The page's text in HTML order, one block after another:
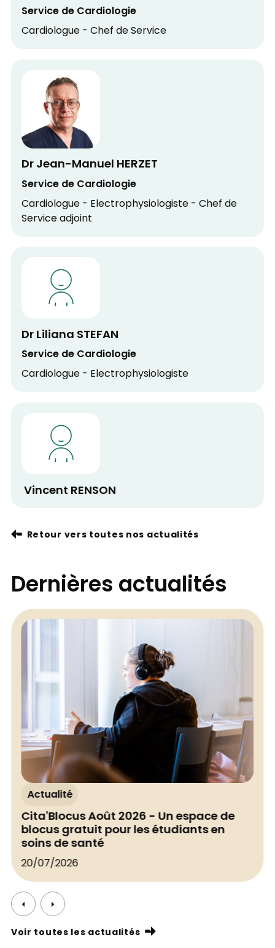
Service de Cardiologie
Cardiologue - Chef de Service
Dr Jean-Manuel HERZET
Service de Cardiologie
Cardiologue - Electrophysiologiste - Chef de
Service adjoint
Dr Liliana STEFAN
Service de Cardiologie
Cardiologue - Electrophysiologiste
Vincent RENSON
Retour vers toutes nos actualités
Dernières actualités
Actualité
Cita'Blocus Août 2026 - Un espace de
blocus gratuit pour les étudiants en
soins de santé
20/07/2026
Voir toutes les actualités